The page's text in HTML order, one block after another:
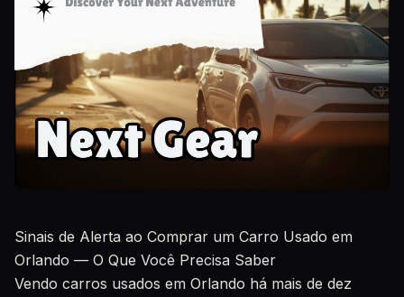
Sinais de Alerta ao Comprar um Carro Usado em
Orlando — O Que Você Precisa Saber
Vendo carros usados em Orlando há mais de dez